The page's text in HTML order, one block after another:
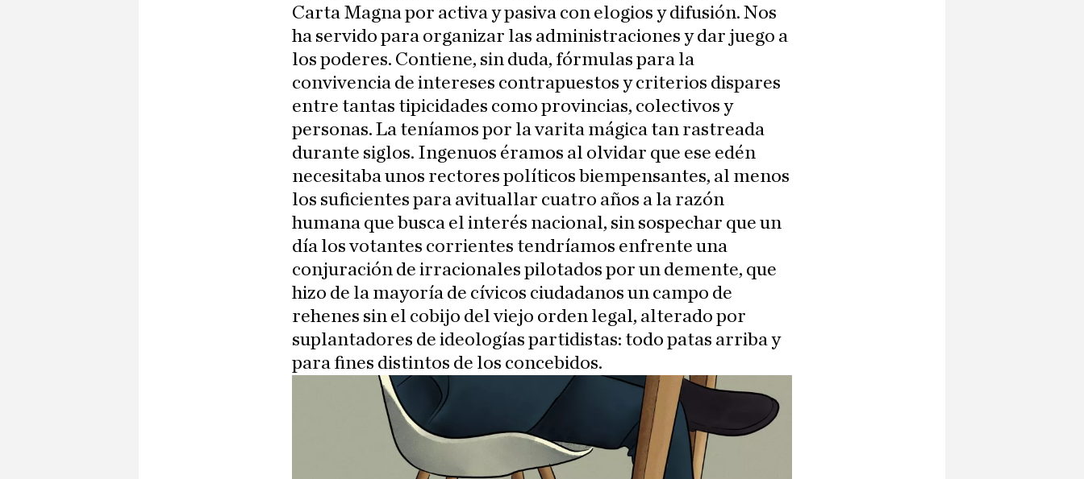
Carta Magna por activa y pasiva con elogios y difusión. Nos
ha servido para organizar las administraciones y dar juego a
los poderes. Contiene, sin duda, fórmulas para la
convivencia de intereses contrapuestos y criterios dispares
entre tantas tipicidades como provincias, colectivos y
personas. La teníamos por la varita mágica tan rastreada
durante siglos. Ingenuos éramos al olvidar que ese edén
necesitaba unos rectores políticos biempensantes, al menos
los suficientes para avituallar cuatro años a la razón
humana que busca el interés nacional, sin sospechar que un
día los votantes corrientes tendríamos enfrente una
conjuración de irracionales pilotados por un demente, que
hizo de la mayoría de cívicos ciudadanos un campo de
rehenes sin el cobijo del viejo orden legal, alterado por
suplantadores de ideologías partidistas: todo patas arriba y
para fines distintos de los concebidos.